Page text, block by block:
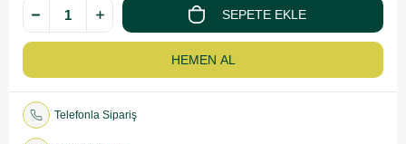
Telefonla Sipariş